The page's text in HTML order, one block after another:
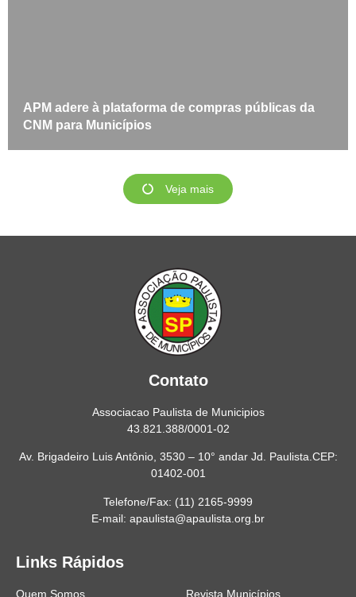
APM adere à plataforma de compras públicas da
CNM para Municípios
Veja mais
Contato
Associacao Paulista de Municipios
43.821.388/0001-02
Av. Brigadeiro Luis Antônio, 3530 – 10° andar Jd. Paulista.CEP:
01402-001
Telefone/Fax: (11) 2165-9999
E-mail: apaulista@apaulista.org.br
Links Rápidos
Quem Somos Revista Municípios